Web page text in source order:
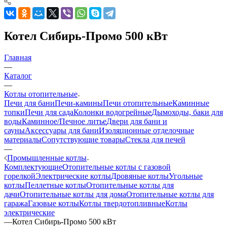
Котел Сибирь-Промо 500 кВт
Главная
—
Каталог
—
Котлы отопительные
Печи для баниПечи-каминыПечи отопительныеКаминные
топкиПечи для садаКолонки водогрейныеДымоходы, баки для
водыКаминное/Печное литьеДвери для бани и
сауныАксессуары для баниИзоляционные отделочные
материалыСопутствующие товарыСтекла для печей
—
Промышленные котлы
КомплектующиеОтопительные котлы с газовой
горелкойЭлектрические котлыДровяные котлыУгольные
котлыПеллетные котлыОтопительные котлы для
дачиОтопительные котлы для домаОтопительные котлы для
гаражаГазовые котлыКотлы твердотопливныеКотлы
электрические
—Котел Сибирь-Промо 500 кВт